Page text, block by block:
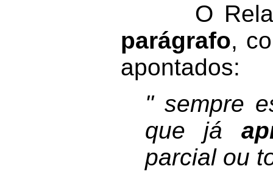
O
parágrafo,
apontados:
" sempre
que já
parcial ou